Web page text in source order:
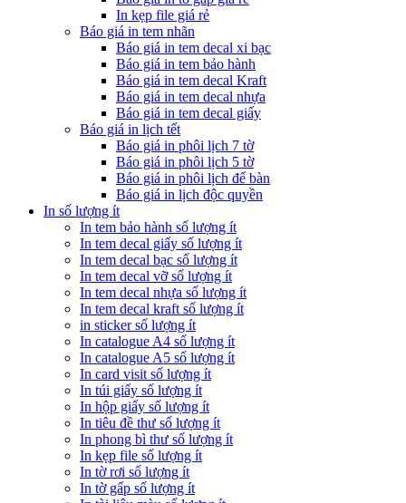
In kẹp file giá rẻ
Báo giá in tem nhãn
Báo giá in tem decal xi bạc
Báo giá in tem bảo hành
Báo giá in tem decal Kraft
Báo giá in tem decal nhựa
Báo giá in tem decal giấy
Báo giá in lịch tết
Báo giá in phôi lịch 7 tờ
Báo giá in phôi lịch 5 tờ
Báo giá in phôi lịch để bàn
Báo giá in lịch độc quyền
In số lượng ít
In tem bảo hành số lượng ít
In tem decal giấy số lượng ít
In tem decal bạc số lượng ít
In tem decal vỡ số lượng ít
In tem decal nhựa số lượng ít
In tem decal kraft số lượng ít
in sticker số lượng ít
In catalogue A4 số lượng ít
In catalogue A5 số lượng ít
In card visit số lượng ít
In túi giấy số lượng ít
In hộp giấy số lượng ít
In tiêu đề thư số lượng ít
In phong bì thư số lượng ít
In kẹp file số lượng ít
In tờ rơi số lượng ít
In tờ gấp số lượng ít